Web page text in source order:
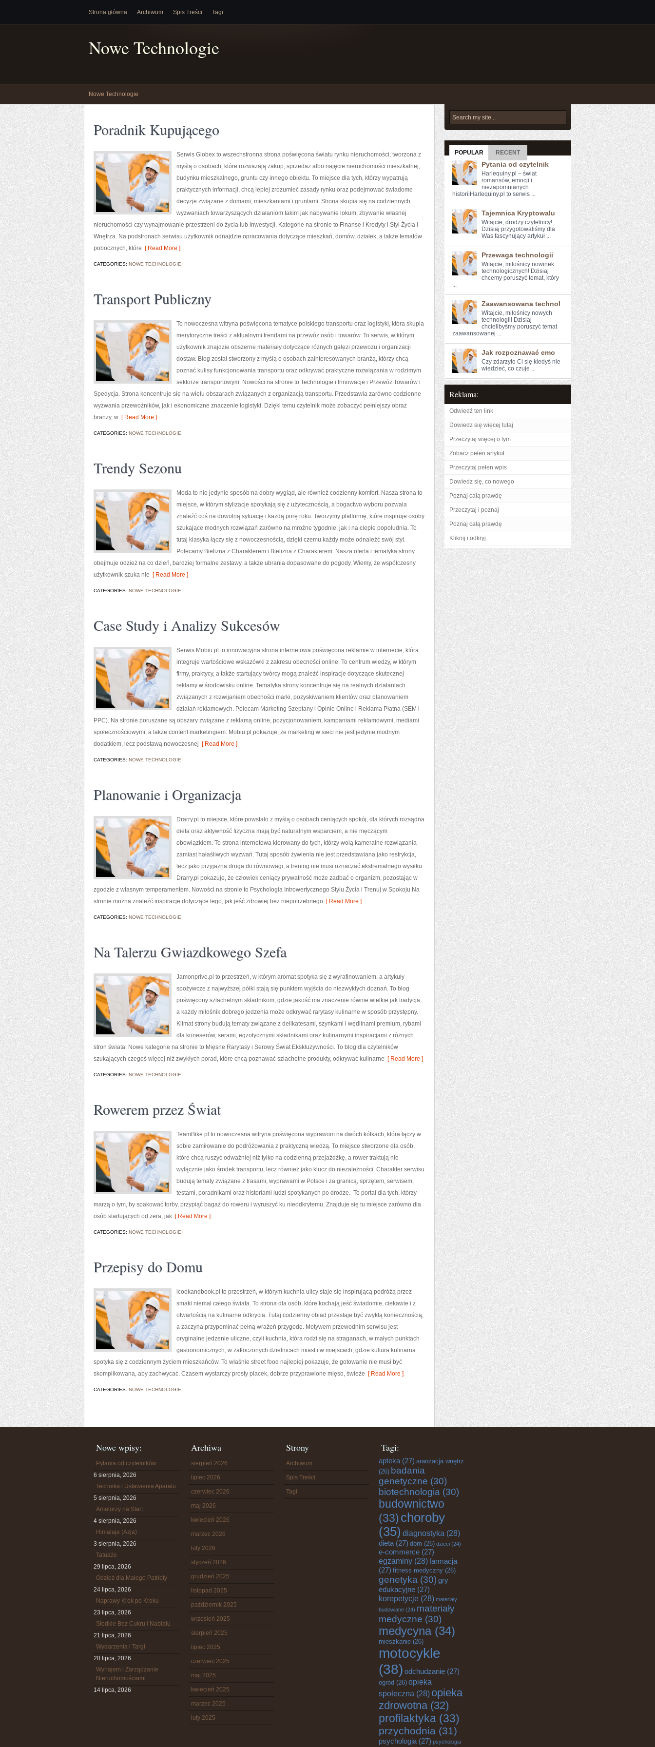
Strona główna Archiwum Spis Treści Tagi
Nowe Technologie
Nowe Technologie
Poradnik Kupującego
Serwis Globex to wszechstronna strona poświęcona światu rynku nieruchomości, tworzona z
myślą o osobach, które rozważają zakup, sprzedaż albo najęcie nieruchomości mieszkalnej,
budynku mieszkalnego, gruntu czy innego obiektu. To miejsce dla tych, którzy wypatrują
praktycznych informacji, chcą lepiej zrozumieć zasady rynku oraz podejmować świadome
decyzje związane z domami, mieszkaniami i gruntami. Strona skupia się na codziennych
wyzwaniach towarzyszących działaniom takim jak nabywanie lokum, zbywanie własnej
nieruchomości czy wynajmowanie przestrzeni do życia lub inwestycji. Kategorie na stronie to Finanse i Kredyty i Styl Życia i
Wnętrza. Na podstronach serwisu użytkownik odnajdzie opracowania dotyczące mieszkań, domów, działek, a także tematów
pobocznych, które [ Read More ]
CATEGORIES: NOWE TECHNOLOGIE
Transport Publiczny
To nowoczesna witryna poświęcona tematyce polskiego transportu oraz logistyki, która skupia
merytoryczne treści z aktualnymi trendami na przewóz osób i towarów. To serwis, w którym
użytkownik znajdzie obszerne materiały dotyczące różnych gałęzi przewozu i organizacji
dostaw. Blog został stworzony z myślą o osobach zainteresowanych branżą, którzy chcą
poznać kulisy funkcjonowania transportu oraz odkrywać praktyczne rozwiązania w rodzimym
sektorze transportowym. Nowości na stronie to Technologie i Innowacje i Przewóz Towarów i
Spedycja. Strona koncentruje się na wielu obszarach związanych z organizacją transportu. Przedstawia zarówno codzienne
wyzwania przewoźników, jak i ekonomiczne znaczenie logistyki. Dzięki temu czytelnik może zobaczyć pełniejszy obraz
branży, w [ Read More ]
CATEGORIES: NOWE TECHNOLOGIE
Trendy Sezonu
Moda to nie jedynie sposób na dobry wygląd, ale również codzienny komfort. Nasza strona to
miejsce, w którym stylizacje spotykają się z użytecznością, a bogactwo wyboru pozwala
znaleźć coś na dowolną sytuację i każdą porę roku. Tworzymy platformę, które inspiruje osoby
szukające modnych rozwiązań zarówno na mroźne tygodnie, jak i na ciepłe popołudnia. To
tutaj klasyka łączy się z nowoczesnością, dzięki czemu każdy może odnaleźć swój styl.
Polecamy Bielizna z Charakterem i Bielizna z Charakterem. Nasza oferta i tematyka strony
obejmuje odzież na co dzień, bardziej formalne zestawy, a także ubrania dopasowane do pogody. Wiemy, że współczesny
użytkownik szuka nie [ Read More ]
CATEGORIES: NOWE TECHNOLOGIE
Case Study i Analizy Sukcesów
Serwis Mobiu.pl to innowacyjna strona internetowa poświęcona reklamie w internecie, która
integruje wartościowe wskazówki z zakresu obecności online. To centrum wiedzy, w którym
firmy, praktycy, a także startujący twórcy mogą znaleźć inspiracje dotyczące skutecznej
reklamy w środowisku online. Tematyka strony koncentruje się na realnych działaniach
związanych z rozwijaniem obecności marki, pozyskiwaniem klientów oraz planowaniem
działań reklamowych. Polecam Marketing Szeptany i Opinie Online i Reklama Płatna (SEM i
PPC). Na stronie poruszane są obszary związane z reklamą online, pozycjonowaniem, kampaniami reklamowymi, mediami
społecznościowymi, a także content marketingiem. Mobiu.pl pokazuje, że marketing w sieci nie jest jedynie modnym
dodatkiem, lecz podstawą nowoczesnej [ Read More ]
CATEGORIES: NOWE TECHNOLOGIE
Planowanie i Organizacja
Drarry.pl to miejsce, które powstało z myślą o osobach ceniących spokój, dla których rozsądna
dieta oraz aktywność fizyczna mają być naturalnym wsparciem, a nie męczącym
obowiązkiem. To strona internetowa kierowany do tych, którzy wolą kameralne rozwiązania
zamiast hałaśliwych wyzwań. Tutaj sposób żywienia nie jest przedstawiana jako restrykcja,
lecz jako przyjazna droga do równowagi, a trening nie musi oznaczać ekstremalnego wysiłku.
Drarry.pl pokazuje, że człowiek ceniący prywatność może zadbać o organizm, pozostając w
zgodzie z własnym temperamentem. Nowości na stronie to Psychologia Introwertycznego Stylu Życia i Trenuj w Spokoju Na
stronie można znaleźć inspiracje dotyczące tego, jak jeść zdrowiej bez niepotrzebnego [ Read More ]
CATEGORIES: NOWE TECHNOLOGIE
Na Talerzu Gwiazdkowego Szefa
Jamonprive.pl to przestrzeń, w którym aromat spotyka się z wyrafinowaniem, a artykuły
spożywcze z najwyższej półki stają się punktem wyjścia do niezwykłych doznań. To blog
poświęcony szlachetnym składnikom, gdzie jakość ma znaczenie równie wielkie jak tradycja,
a każdy miłośnik dobrego jedzenia może odkrywać rarytasy kulinarne w sposób przystępny.
Klimat strony budują tematy związane z delikatesami, szynkami i wędlinami premium, rybami
dla koneserów, serami, egzotycznymi składnikami oraz kulinarnymi inspiracjami z różnych
stron świata. Nowe kategorie na stronie to Mięsne Rarytasy i Serowy Świat Ekskluzywności. To blog dla czytelników
szukających czegoś więcej niż zwykłych porad, które chcą poznawać szlachetne produkty, odkrywać kulinarne [ Read More ]
CATEGORIES: NOWE TECHNOLOGIE
Rowerem przez Świat
TeamBike.pl to nowoczesna witryna poświęcona wyprawom na dwóch kółkach, która łączy w
sobie zamiłowanie do podróżowania z praktyczną wiedzą. To miejsce stworzone dla osób,
które chcą ruszyć odważniej niż tylko na codzienną przejażdżkę, a rower traktują nie
wyłącznie jako środek transportu, lecz również jako klucz do niezależności. Charakter serwisu
budują tematy związane z trasami, wyprawami w Polsce i za granicą, sprzętem, serwisem,
testami, poradnikami oraz historiami ludzi spotykanych po drodze. To portal dla tych, którzy
marzą o tym, by spakować torby, przypiąć bagaż do roweru i wyruszyć ku nieodkrytemu. Znajduje się tu miejsce zarówno dla
osób startujących od zera, jak [ Read More ]
CATEGORIES: NOWE TECHNOLOGIE
Przepisy do Domu
icookandbook.pl to przestrzeń, w którym kuchnia ulicy staje się inspirującą podróżą przez
smaki niemal całego świata. To strona dla osób, które kochają jeść świadomie, ciekawie i z
otwartością na kulinarne odkrycia. Tutaj codzienny obiad przestaje być zwykłą koniecznością,
a zaczyna przypominać pełną wrażeń przygodę. Motywem przewodnim serwisu jest
oryginalne jedzenie uliczne, czyli kuchnia, która rodzi się na straganach, w małych punktach
gastronomicznych, w zatłoczonych dzielnicach miast i w miejscach, gdzie kultura kulinarna
spotyka się z codziennym życiem mieszkańców. To właśnie street food najlepiej pokazuje, że gotowanie nie musi być
skomplikowana, aby zachwycać. Czasem wystarczy prosty placek, dobrze przyprawione mięso, świeże [ Read More ]
CATEGORIES: NOWE TECHNOLOGIE
POPULAR RECENT
Pytania od czytelnik
Harlequiny.pl – świat
romansów, emocji i
niezapomnianych
historiiHarlequiny.pl to serwis ...
Tajemnica Kryptowalu
Witajcie, drodzy czytelnicy!
⁢Dzisiaj przygotowaliśmy ​dla
⁣Was fascynujący artykuł ...
Przewaga technologii
Witajcie, miłośnicy nowinek
technologicznych! Dzisiaj
chcemy poruszyć temat, ⁣który
...
Zaawansowana technol
Witajcie, miłośnicy nowych⁢
technologii! Dzisiaj
chcielibyśmy poruszyć temat
zaawansowanej ...
Jak rozpoznawać emo
Czy zdarzyło Ci ‌się kiedyś ⁤nie
wiedzieć, ‍co czuje ...
Reklama:
Odwiedź ten link
Dowiedz się więcej tutaj
Przeczytaj więcej o tym
Zobacz pełen artykuł
Przeczytaj pełen wpis
Dowiedz się, co nowego
Poznaj całą prawdę
Przeczytaj i poznaj
Poznaj całą prawdę
Kliknij i odkryj
Nowe wpisy:
Pytania od czytelników
6 sierpnia, 2026
Technika i Ustawienia Aparatu
5 sierpnia, 2026
Amatorzy na Start
4 sierpnia, 2026
Himalaje (Azja)
3 sierpnia, 2026
Tatuaże
29 lipca, 2026
Odzież dla Małego Patrioty
24 lipca, 2026
Naprawy Krok po Kroku
23 lipca, 2026
Słodkie Bez Cukru i Nabiału
21 lipca, 2026
Wydarzenia i Targi
20 lipca, 2026
Wynajem i Zarządzanie
Nieruchomościami
14 lipca, 2026
Archiwa
sierpień 2026
lipiec 2026
czerwiec 2026
maj 2026
kwiecień 2026
marzec 2026
luty 2026
styczeń 2026
grudzień 2025
listopad 2025
październik 2025
wrzesień 2025
sierpień 2025
lipiec 2025
czerwiec 2025
maj 2025
kwiecień 2025
marzec 2025
luty 2025
Strony
Archiwum
Spis Treści
Tagi
Tagi:
apteka (27) aranżacja wnętrz
(26) badania
genetyczne (30)
biotechnologia (30)
budownictwo
(33)choroby
(35) diagnostyka (28)
dieta (27) dom (26) dzieci (24)
e-commerce (27)
egzaminy (28)farmacja
(27) fitness medyczny (26)
genetyka (30) gry
edukacyjne (27)
korepetycje (28) materiały
budowlane (24) materiały
medyczne (30)
medycyna(34)
mieszkanie (26)
motocykle
(38) odchudzanie (27)
ogród (26) opieka
społeczna (28) opieka
zdrowotna(32)
profilaktyka (33)
przychodnia (31)
psychologia (27) psychologia